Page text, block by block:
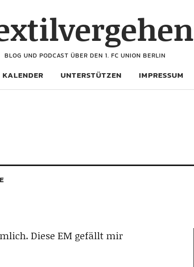
BLOG UND PODCAST ÜBER DEN 1. FC UNION BERLIN
KALENDER UNTERSTÜTZEN IMPRESSUM
Diese EM gefällt mir